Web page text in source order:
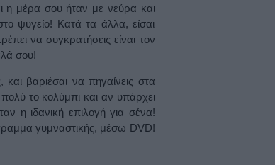
η μέρα σου ήταν με νεύρα και
ψυγείο! Κατά τα άλλα, είσαι
να συγκρατήσεις είναι τον
σου!
βαριέσαι να πηγαίνεις στα
το κολύμπι και αν υπάρχει
η ιδανική επιλογή για σένα!
γυμναστικής, μέσω DVD!